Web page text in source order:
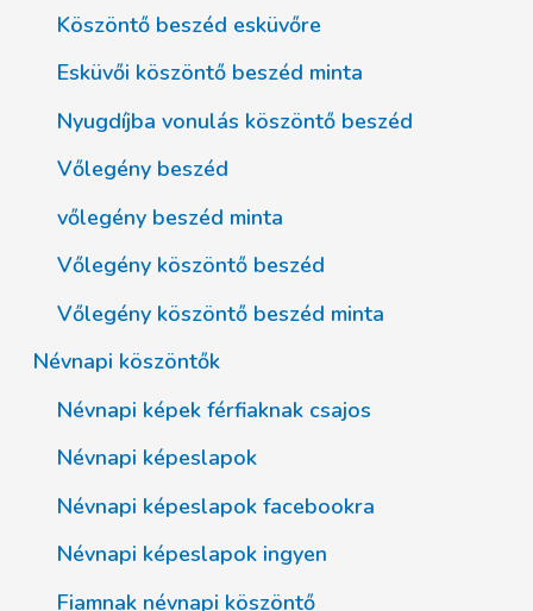
Köszöntő beszéd esküvőre
Esküvői köszöntő beszéd minta
Nyugdíjba vonulás köszöntő beszéd
Vőlegény beszéd
vőlegény beszéd minta
Vőlegény köszöntő beszéd
Vőlegény köszöntő beszéd minta
Névnapi köszöntők
Névnapi képek férfiaknak csajos
Névnapi képeslapok
Névnapi képeslapok facebookra
Névnapi képeslapok ingyen
Fiamnak névnapi köszöntő